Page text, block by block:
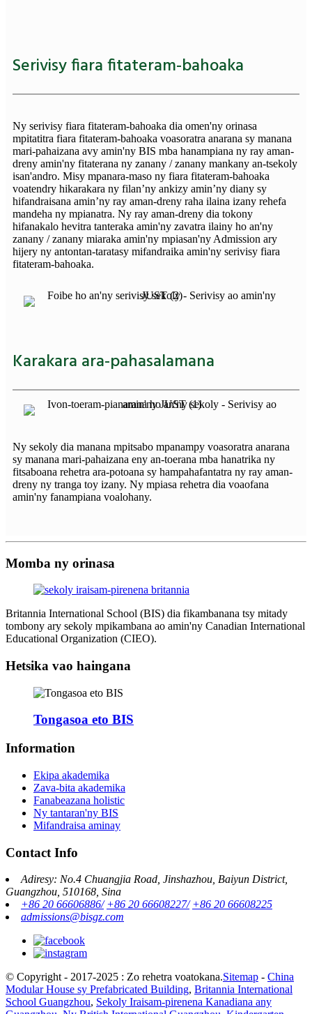
Serivisy fiara fitateram-bahoaka
Ny serivisy fiara fitateram-bahoaka dia omen'ny orinasa
mpitatitra fiara fitateram-bahoaka voasoratra anarana sy manana
mari-pahaizana avy amin'ny BIS mba hanampiana ny ray aman-
dreny amin'ny fitaterana ny zanany / zanany mankany an-tsekoly
isan'andro. Misy mpanara-maso ny fiara fitateram-bahoaka
voatendry hikarakara ny filan’ny ankizy amin’ny diany sy
hifandraisana amin’ny ray aman-dreny raha ilaina izany rehefa
mandeha ny mpianatra. Ny ray aman-dreny dia tokony
hifanakalo hevitra tanteraka amin'ny zavatra ilainy ho an'ny
zanany / zanany miaraka amin'ny mpiasan'ny Admission ary
hijery ny antontan-taratasy mifandraika amin'ny serivisy fiara
fitateram-bahoaka.
Karakara ara-pahasalamana
Ny sekoly dia manana mpitsabo mpanampy voasoratra anarana
sy manana mari-pahaizana eny an-toerana mba hanatrika ny
fitsaboana rehetra ara-potoana sy hampahafantatra ny ray aman-
dreny ny tranga toy izany. Ny mpiasa rehetra dia voaofana
amin'ny fanampiana voalohany.
Momba ny orinasa
Britannia International School (BIS) dia fikambanana tsy mitady
tombony ary sekoly mpikambana ao amin'ny Canadian International
Educational Organization (CIEO).
Hetsika vao haingana
Tongasoa eto BIS
Information
Ekipa akademika
Zava-bita akademika
Fanabeazana holistic
Ny tantaran'ny BIS
Mifandraisa aminay
Contact Info
Adiresy: No.4 Chuangjia Road, Jinshazhou, Baiyun District,
Guangzhou, 510168, Sina
+86 20 66606886/ +86 20 66608227/ +86 20 66608225
admissions@bisgz.com
© Copyright - 2017-2025 : Zo rehetra voatokana.Sitemap - China
Modular House sy Prefabricated Building, Britannia International
School Guangzhou, Sekoly Iraisam-pirenena Kanadiana any